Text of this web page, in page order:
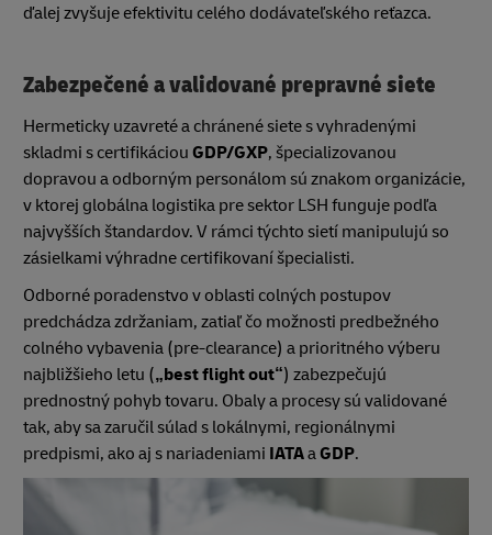
ďalej zvyšuje efektivitu celého dodávateľského reťazca.
Zabezpečené a validované prepravné siete
Hermeticky uzavreté a chránené siete s vyhradenými
skladmi s certifikáciou GDP/GXP, špecializovanou
dopravou a odborným personálom sú znakom organizácie,
v ktorej globálna logistika pre sektor LSH funguje podľa
najvyšších štandardov. V rámci týchto sietí manipulujú so
zásielkami výhradne certifikovaní špecialisti.
Odborné poradenstvo v oblasti colných postupov
predchádza zdržaniam, zatiaľ čo možnosti predbežného
colného vybavenia (pre-clearance) a prioritného výberu
najbližšieho letu („best flight out“) zabezpečujú
prednostný pohyb tovaru. Obaly a procesy sú validované
tak, aby sa zaručil súlad s lokálnymi, regionálnymi
predpismi, ako aj s nariadeniami IATAaGDP.